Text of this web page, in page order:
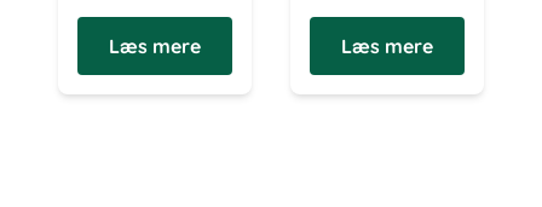
Læs mere Læs mere